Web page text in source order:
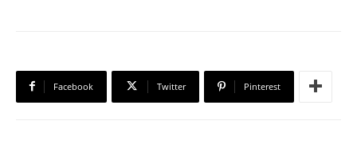
Facebook Twitter Pinterest